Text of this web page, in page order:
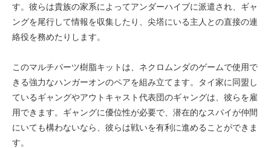
す。彼らは貴族の家系によってアンダーハイブに派遣され、ギャ
ングを尾行して情報を収集したり、尖塔にいる主人との直接の連
絡役を務めたりします。
このマルチパーツ樹脂キットは、ネクロムンダのゲームで使用で
きる強力なハンガーオンのペアを組み立てます。タイ家に同盟し
ているギャングやアウトキャスト代表団のギャングは、彼らを雇
用できます。ギャングに優位性が必要で、潜在的なスパイが仲間
にいても構わないなら、彼らは戦いを有利に進めることができま
す。